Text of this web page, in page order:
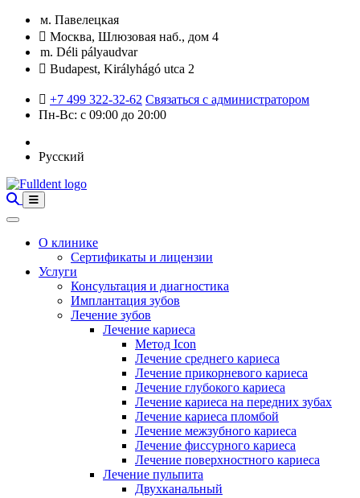
м. Павелецкая
Москва, Шлюзовая наб., дом 4
m. Déli pályaudvar
Budapest, Királyhágó utca 2
+7 499 322-32-62 Связаться с администратором
Пн-Вс: с 09:00 до 20:00
Русский
О клинике
Сертификаты и лицензии
Услуги
Консультация и диагностика
Имплантация зубов
Лечение зубов
Лечение кариеса
Метод Icon
Лечение среднего кариеса
Лечение прикорневого кариеса
Лечение глубокого кариеса
Лечение кариеса на передних зубах
Лечение кариеса пломбой
Лечение межзубного кариеса
Лечение фиссурного кариеса
Лечение поверхностного кариеса
Лечение пульпита
Двухканальный